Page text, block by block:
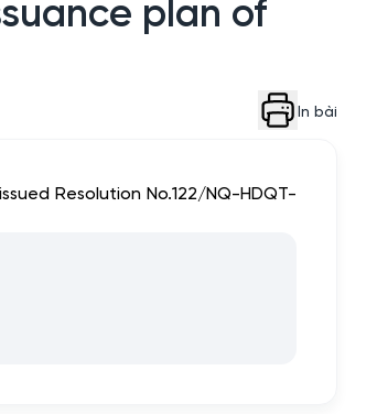
plan of
In bài
Resolution No.122/NQ-HDQT-